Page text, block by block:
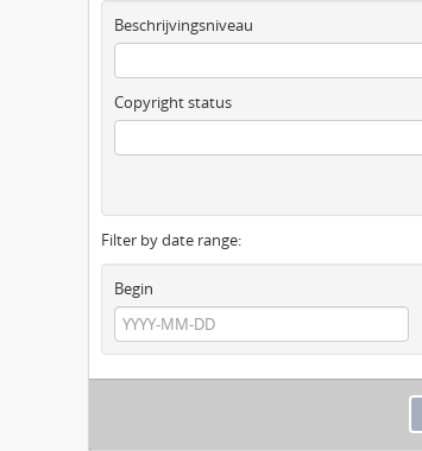
Beschrijvingsniveau
Copyright status
Filter by date range:
Begin